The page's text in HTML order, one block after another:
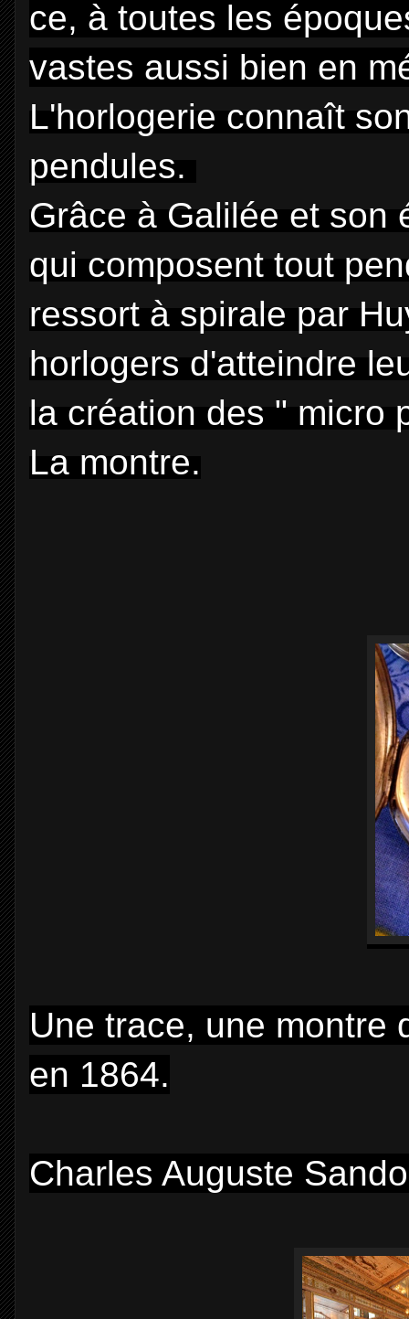
ce, à toutes les
vastes aussi bien en
L'horlogerie connaît
pendules.
Grâce à Galilée et son
qui composent tout
ressort à spirale par
horlogers d'atteindre
la création des " micro
La montre.
Une trace, une montre
en 1864.
Charles Auguste